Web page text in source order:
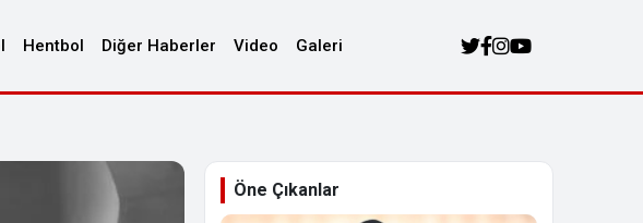
Hentbol Diğer Haberler Video Galeri
Öne Çıkanlar